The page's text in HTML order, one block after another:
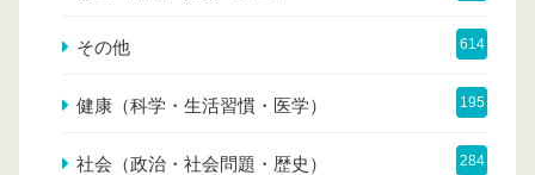
その他 614
健康（科学・生活習慣・医学） 195
社会（政治・社会問題・歴史） 284